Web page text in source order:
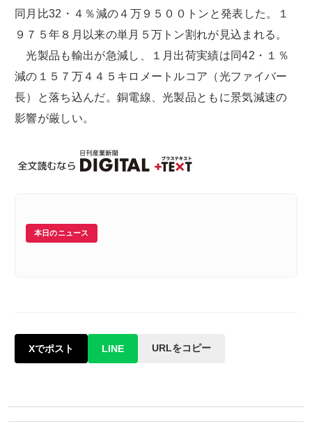
同月比32・４％減の４万９５００トンと発表した。１
９７５年８月以来の単月５万トン割れが見込まれる。
光製品も輸出が急減し、１月出荷実績は同42・１％
減の１５７万４４５キロメートルコア（光ファイバー
長）と落ち込んだ。銅電線、光製品ともに景気減速の
影響が厳しい。
本日のニュース
Xでポスト LINE URLをコピー